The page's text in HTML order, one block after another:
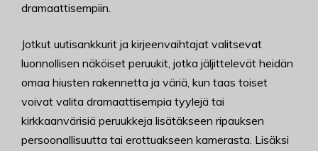
dramaattisempiin.
Jotkut uutisankkurit ja kirjeenvaihtajat valitsevat
luonnollisen näköiset peruukit, jotka jäljittelevät heidän
omaa hiusten rakennetta ja väriä, kun taas toiset
voivat valita dramaattisempia tyylejä tai
kirkkaanvärisiä peruukkeja lisätäkseen ripauksen
persoonallisuutta tai erottuakseen kamerasta. Lisäksi